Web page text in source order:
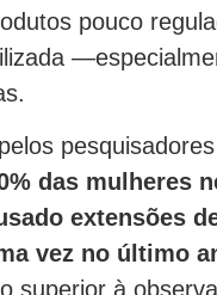
pouco
das mulheres
extensões
vez no último
superior à